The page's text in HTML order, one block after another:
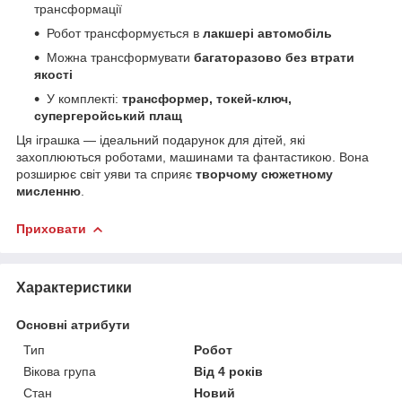
трансформації
Робот трансформується в лакшері автомобіль
Можна трансформувати багаторазово без втрати
якості
У комплекті: трансформер, токей-ключ,
супергеройський плащ
Ця іграшка — ідеальний подарунок для дітей, які
захоплюються роботами, машинами та фантастикою. Вона
розширює світ уяви та сприяє творчому сюжетному
мисленню
Приховати
Характеристики
Основні атрибути
Тип
Робот
Вікова група
Від 4 років
Стан
Новий